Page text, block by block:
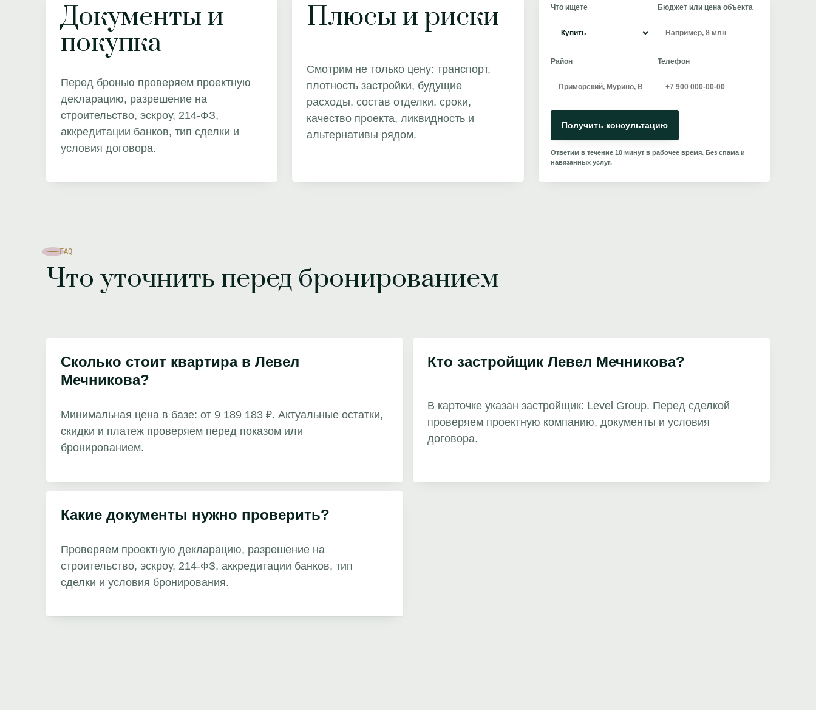
Документы и
покупка
Перед бронью проверяем проектную
декларацию, разрешение на
строительство, эскроу, 214-ФЗ,
аккредитации банков, тип сделки и
условия договора.
Плюсы и риски
Смотрим не только цену: транспорт,
плотность застройки, будущие
расходы, состав отделки, сроки,
качество проекта, ликвидность и
альтернативы рядом.
Что ищете Бюджет или цена объекта
Район Телефон
Получить консультацию
Ответим в течение 10 минут в рабочее время. Без спама и
навязанных услуг.
FAQ
Что уточнить перед бронированием
Сколько стоит квартира в Левел
Мечникова?
Минимальная цена в базе: от 9 189 183 ₽. Актуальные остатки,
скидки и платеж проверяем перед показом или
бронированием.
Кто застройщик Левел Мечникова?
В карточке указан застройщик: Level Group. Перед сделкой
проверяем проектную компанию, документы и условия
договора.
Какие документы нужно проверить?
Проверяем проектную декларацию, разрешение на
строительство, эскроу, 214-ФЗ, аккредитации банков, тип
сделки и условия бронирования.